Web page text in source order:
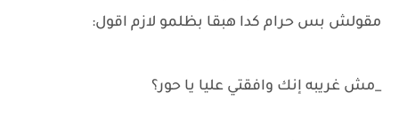
مقولش بس حرام كدا هبقا بظلمو لازم اقول:
_مش غريبه إنك وافقتي عليا يا حور؟